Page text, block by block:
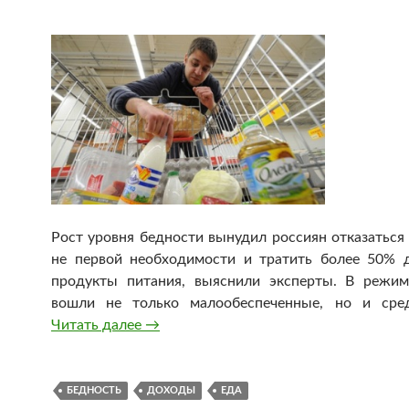
Рост уровня бедности вынудил россиян отказаться
не первой необходимости и тратить более 50%
продукты питания, выяснили эксперты. В
вошли не только малообеспеченные, но и
Читать далее Россияне впервые за восемь лет
→
БЕДНОСТЬ ДОХОДЫ ЕДА